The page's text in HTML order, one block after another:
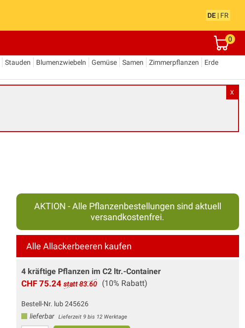
DE | FR
0
Stauden Blumenzwiebeln Gemüse Samen Zimmerpflanzen
Erde
X
AKTION - Alle Pflanzenbestellungen sind aktuell
versandkostenfrei.
Alle Allackerbeeren kaufen
4 kräftige Pflanzen im C2 ltr.-Container
CHF 75.24 statt 83.60 (10% Rabatt)
Bestell-Nr. lub 245626
lieferbar
Lieferzeit 9 bis 12 Werktage